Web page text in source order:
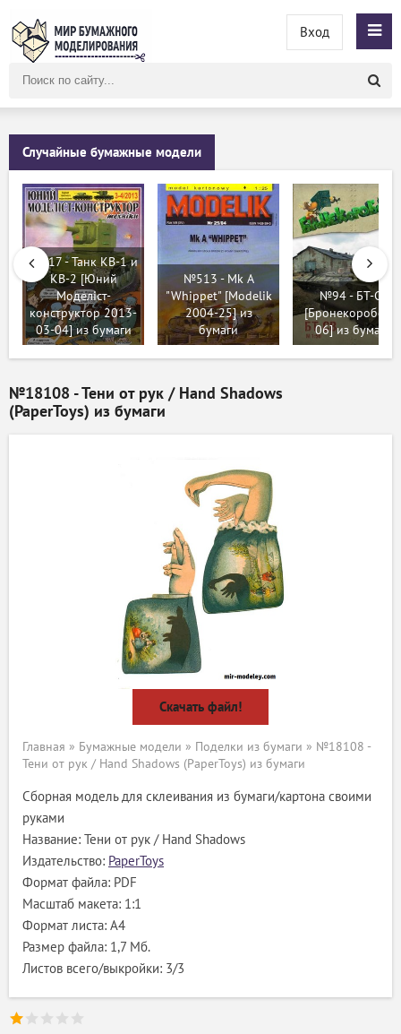
сайту
Вход
Случайные бумажные модели
№417 - Танк КВ-1 и
КВ-2 [Юний
Моделіст-
конструктор 2013-
03-04] из бумаги
№513 - Mk A
"Whippet" [Modelik
2004-25] из
бумаги
№94 - БТ-СВ
06] из бумаги
№18108 - Тени от рук / Hand Shadows
(PaperToys) из бумаги
Скачать файл!
Главная » Бумажные модели » Поделки из бумаги » №18108 -
Тени от рук / Hand Shadows (PaperToys) из бумаги
Сборная модель для склеивания из бумаги/картона своими
руками
Название: Тени от рук / Hand Shadows
Издательство: PaperToys
Формат файла: PDF
Масштаб макета: 1:1
Формат листа: А4
Размер файла: 1,7 Мб.
Листов всего/выкройки: 3/3